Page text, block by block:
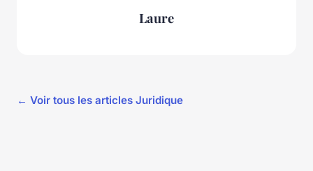
Laure
← Voir tous les articles Juridique